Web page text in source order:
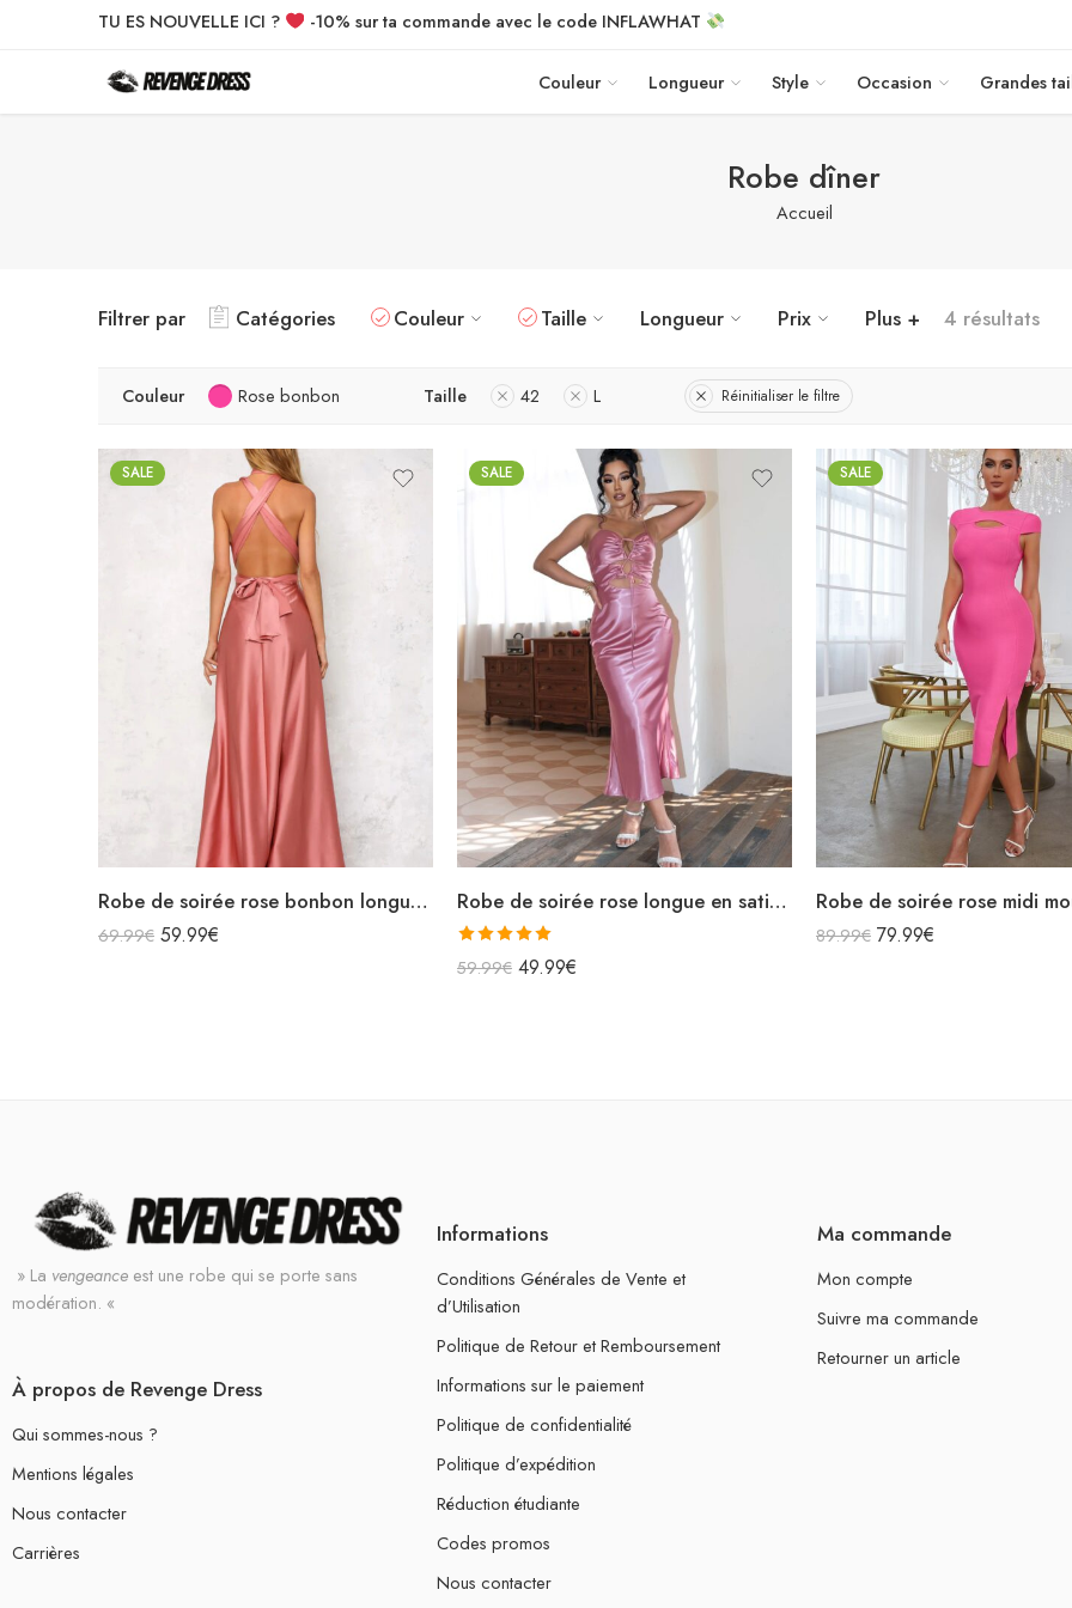
TU ES NOUVELLE ICI ? -10% sur ta commande avec le code INFLAWHAT
Couleur Longueur Style Occasion Grandes
Robe dîner
Accueil
Filtrer par Catégories Couleur Taille Longueur Prix Plus + 4 résultats
Couleur Rose bonbon Taille 42 L Réinitialiser le filtre
SALE
Robe de soirée rose bonbon longue en satin sans manches décolleté v bretelles croisées dans le dos
69.99€ 59.99€
SALE
Robe de soirée rose longue en satin bretelles spaghettis avec découpes
Note5.00
59.99€ 49.99€
SALE
89.99€ 79.99€
» La vengeance est une robe qui se porte sans
modération. «
À propos de Revenge Dress
Qui sommes-nous ?
Mentions légales
Nous contacter
Carrières
Informations
Conditions Générales de Vente et
d’Utilisation
Politique de Retour et Remboursement
Informations sur le paiement
Politique de confidentialité
Politique d’expédition
Réduction étudiante
Codes promos
Nous contacter
Ma commande
Mon compte
Suivre ma commande
Retourner un article